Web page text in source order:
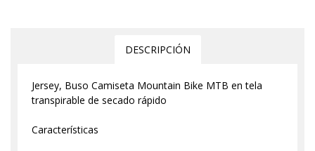
DESCRIPCIÓN
Jersey, Buso Camiseta Mountain Bike MTB en tela
transpirable de secado rápido
Características